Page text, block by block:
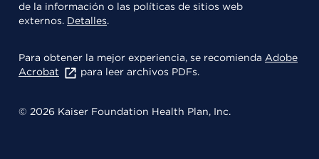
de la información o las políticas de sitios web
externos. Detalles.
Para obtener la mejor experiencia, se recomienda Adobe
Acrobat
para leer archivos PDFs.
© 2026 Kaiser Foundation Health Plan, Inc.